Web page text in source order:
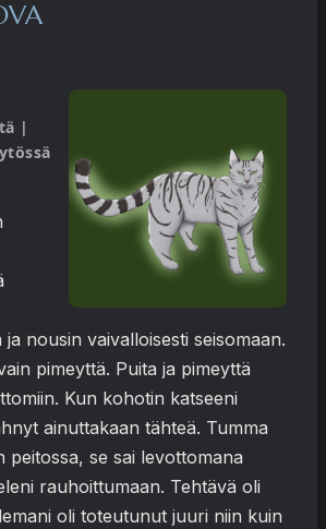
|
nousin vaivalloisesti seisomaan.
pimeyttä. Puita ja pimeyttä
Kun kohotin katseeni
ainuttakaan tähteä. Tumma
peitossa, se sai levottomana
rauhoittumaan. Tehtävä oli
oli toteutunut juuri niin kuin